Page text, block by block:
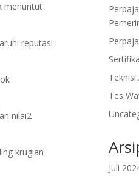
menuntut
reputasi
nilai2
krugian
Teknisi
Tes
Juli